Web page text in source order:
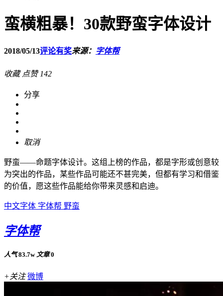
蛮横粗暴！30款野蛮字体设计
2018/05/13评论有奖来源： 字体帮
收藏 点赞 142
分享
取消
野蛮——命题字体设计。这组上榜的作品，都是字形或创意较
为突出的作品，某些作品可能还不甚完美，但都有学习和借鉴
的价值，愿这些作品能给你带来灵感和启迪。
中文字体 字体帮 野蛮
字体帮
人气 83.7w 文章 0
+关注 微博